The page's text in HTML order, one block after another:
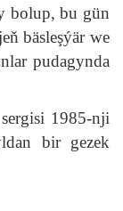
bolup, bu gün
bäsleşýär we
pudagynda
1985-nji
bir gezek